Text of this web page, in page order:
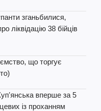
зганьбилися,
ліквідацію 38 бійців
що торгує
вперше за 5
із проханням